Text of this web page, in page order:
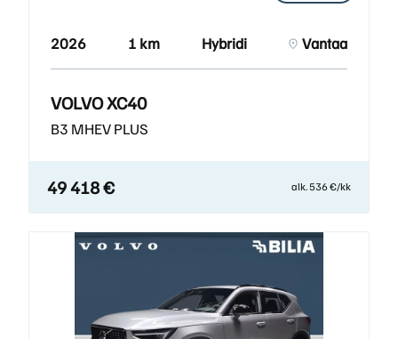
2026 1 km Hybridi Vantaa
VOLVO XC40
B3 MHEV PLUS
49 418 € alk. 536 €/kk